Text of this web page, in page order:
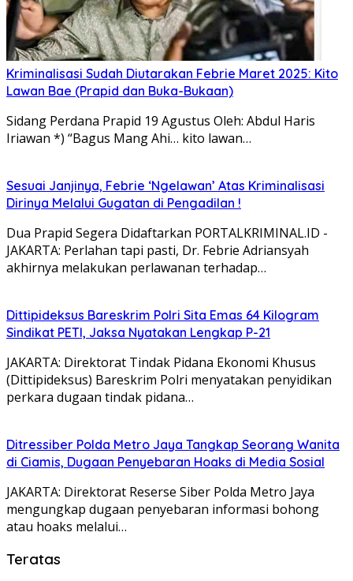
Kriminalisasi Sudah Diutarakan Febrie Maret 2025: Kito
Lawan Bae (Prapid dan Buka-Bukaan)
Sidang Perdana Prapid 19 Agustus Oleh: Abdul Haris
Iriawan *) “Bagus Mang Ahi… kito lawan…
Sesuai Janjinya, Febrie ‘Ngelawan’ Atas Kriminalisasi
Dirinya Melalui Gugatan di Pengadilan !
Dua Prapid Segera Didaftarkan PORTALKRIMINAL.ID -
JAKARTA: Perlahan tapi pasti, Dr. Febrie Adriansyah
akhirnya melakukan perlawanan terhadap…
Dittipideksus Bareskrim Polri Sita Emas 64 Kilogram
Sindikat PETI, Jaksa Nyatakan Lengkap P-21
JAKARTA: Direktorat Tindak Pidana Ekonomi Khusus
(Dittipideksus) Bareskrim Polri menyatakan penyidikan
perkara dugaan tindak pidana…
Ditressiber Polda Metro Jaya Tangkap Seorang Wanita
di Ciamis, Dugaan Penyebaran Hoaks di Media Sosial
JAKARTA: Direktorat Reserse Siber Polda Metro Jaya
mengungkap dugaan penyebaran informasi bohong
atau hoaks melalui…
Teratas